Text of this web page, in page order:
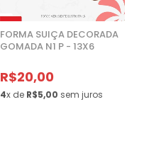
FORMA SUIÇA DECORADA
GOMADA N1 P - 13X6
R$20,00
4x de R$5,00 sem juros